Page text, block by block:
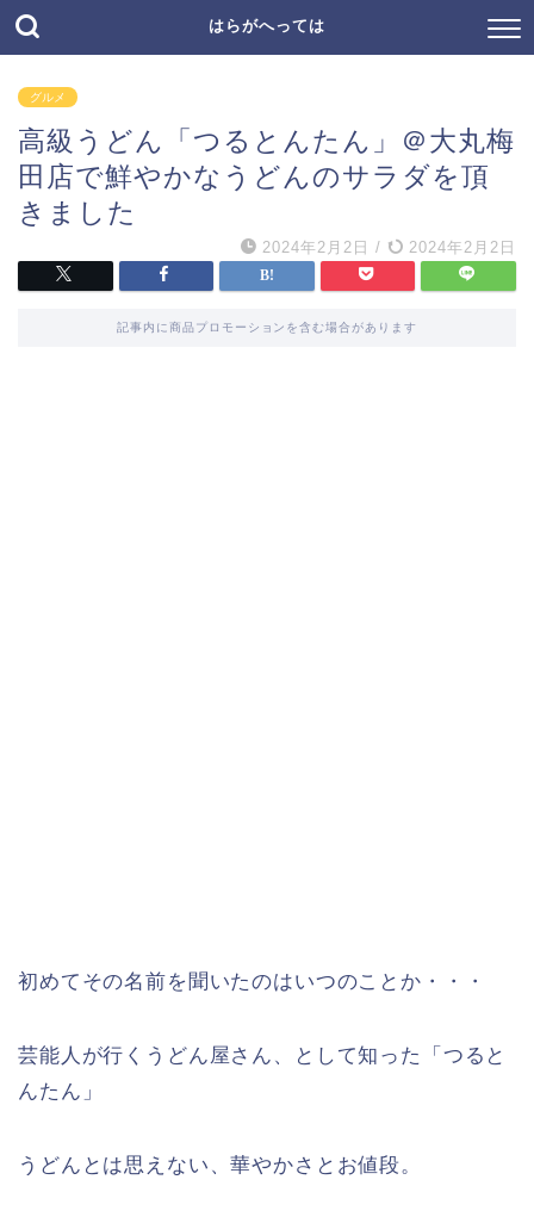
はらがへっては
グルメ
高級うどん「つるとんたん」＠大丸梅
田店で鮮やかなうどんのサラダを頂
きました
2024年2月2日 / 2024年2月2日
記事内に商品プロモーションを含む場合があります
初めてその名前を聞いたのはいつのことか・・・
芸能人が行くうどん屋さん、として知った「つると
んたん」
うどんとは思えない、華やかさとお値段。